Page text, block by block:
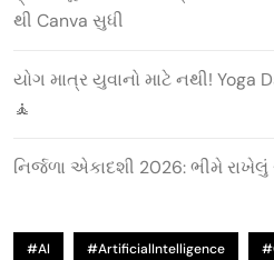
થી Canva સુધી
યોગ માત્ર યુવાનો માટે નથી! Yoga
🧘
નિર્જળા એકાદશી 2026: ભીમે
#AI #ArtificialIntelligence